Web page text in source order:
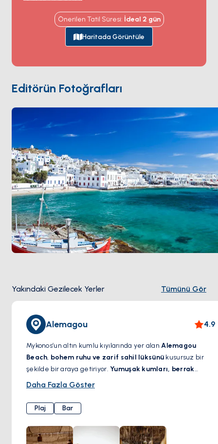
burada öğle yemeği rahatlıkla 12 saatlik bir kutlamaya
dönüşebilir; kuzey ise rüzgârlı sessiz koyları ve
günübirlikçilerin asla denk gelmediği meyhaneleriyle
başka bir Mykonos'u barındırıyor. UNESCO arkeolojik
yüzme sularına sahip. Chora'ya döndüğünüzde
Nammos 'ta yemek yiyebilir veya
teraslarından yel değirmenlerinin üstüne düşen gün
batımını izleyebilirsiniz. Sezon
Mayıs ile Ekimarası
açık; Haziran ve Eylül sıcak ama Ağustos
Önerilen Tatil Süresi: İdeal 2 gün
Haritada Görüntüle
Editörün Fotoğrafları
Yakındaki Gezilecek Yerler Tümünü Gör
Alemagou 4.9
Mykonos’un altın kumlu kıyılarında yer alanAlemagou
Beach, bohem ruhu ve zarif sahil lüksünü kusursuz bir
şekilde bir araya getiriyor.Yumuşak kumları, berrak
suları ve rahat ama enerjik atmosferiyle
Kiklad güneşinin
ritmine kapılın, ister deniz kenarındaki restoranda
Akdeniz mutfağınınen seçkin lezzetlerini deneyimleyin;
Alemagou, unutulmaz anlar yaşatır.Mykonos’un doğal
Daha Fazla Göster
Plaj Bar